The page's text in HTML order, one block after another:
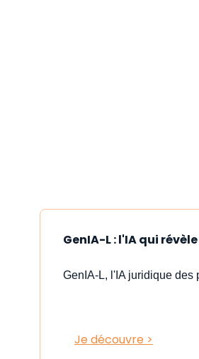
GenIA-L : l'IA qui
GenIA-L, l'IA juridique des
Je découvre >